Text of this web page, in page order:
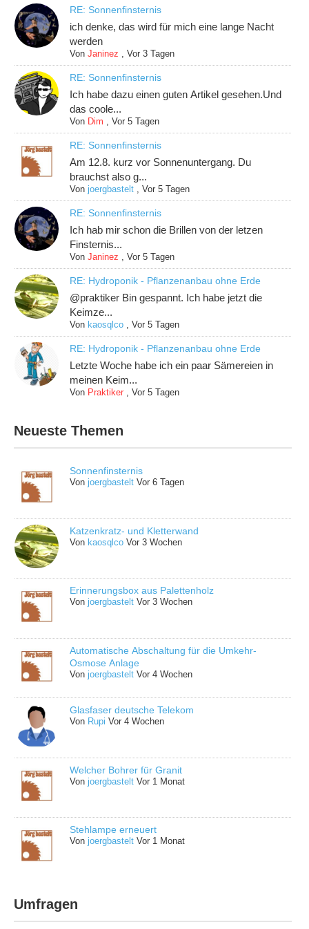
RE: Sonnenfinsternis
ich denke, das wird für mich eine lange Nacht
werden
VonJaninez ,Vor 3 Tagen
RE: Sonnenfinsternis
Ich habe dazu einen guten Artikel gesehen.Und
das coole...
Von Dim ,Vor 5 Tagen
RE: Sonnenfinsternis
Am 12.8. kurz vor Sonnenuntergang. Du
brauchst also g...
Vonjoergbastelt ,Vor 5 Tagen
RE: Sonnenfinsternis
Ich hab mir schon die Brillen von der letzen
Finsternis...
VonJaninez ,Vor 5 Tagen
RE: Hydroponik - Pflanzenanbau ohne Erde
@praktiker Bin gespannt. Ich habe jetzt die
Keimze...
Von kaosqlco ,Vor 5 Tagen
RE: Hydroponik - Pflanzenanbau ohne Erde
Letzte Woche habe ich ein paar Sämereien in
meinen Keim...
Von Praktiker ,Vor 5 Tagen
Neueste Themen
Sonnenfinsternis
Vonjoergbastelt Vor 6 Tagen
Katzenkratz- und Kletterwand
Vonkaosqlco Vor 3 Wochen
Erinnerungsbox aus Palettenholz
Vonjoergbastelt Vor 3 Wochen
Automatische Abschaltung für die Umkehr-
Osmose Anlage
Vonjoergbastelt Vor 4 Wochen
Glasfaser deutsche Telekom
Von Rupi Vor 4 Wochen
Welcher Bohrer für Granit
Vonjoergbastelt Vor 1 Monat
Stehlampe erneuert
Vonjoergbastelt Vor 1 Monat
Umfragen